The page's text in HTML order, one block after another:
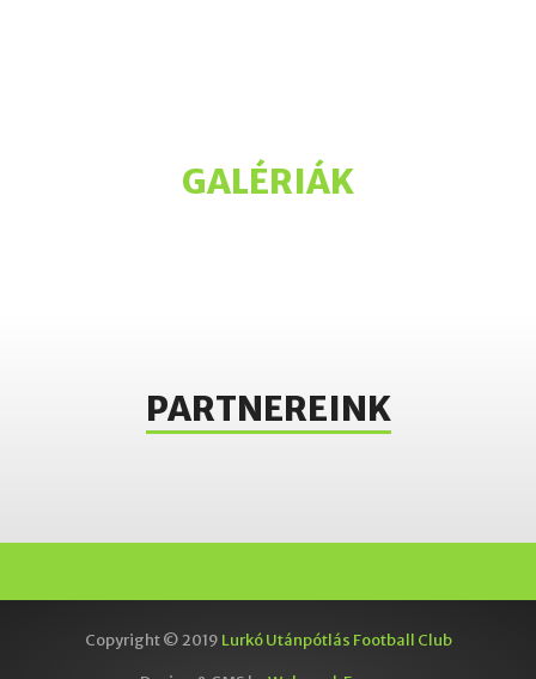
GALÉRIÁK
PARTNEREINK
Copyright © 2019 Lurkó Utánpótlás Football Club